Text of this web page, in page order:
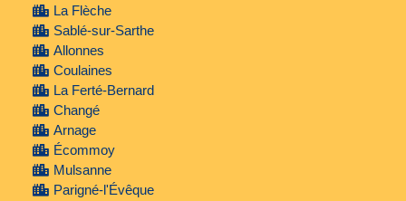
La Flèche
Sablé-sur-Sarthe
Allonnes
Coulaines
La Ferté-Bernard
Changé
Arnage
Écommoy
Mulsanne
Parigné-l'Évêque